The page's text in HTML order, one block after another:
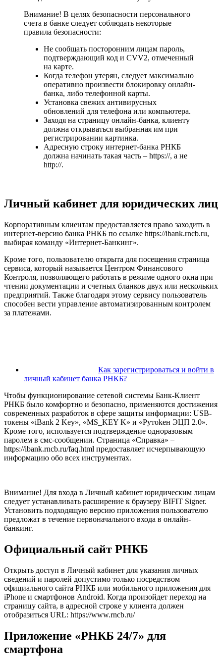
Внимание! В целях безопасности персонального
счета в банке следует соблюдать некоторые
правила безопасности:
Не сообщать посторонним лицам пароль,
подтверждающий код и CVV2, отмеченный
на карте.
Когда телефон утерян, следует максимально
оперативно произвести блокировку онлайн-
банка, либо телефонной карты.
Установка свежих антивирусных
обновлений для телефона или компьютера.
Заходя на страницу онлайн-банка, клиенту
должна открываться выбранная им при
регистрировании картинка.
Адресную строку интернет-банка РНКБ
должна начинать такая часть – https://, а не
http://.
Личный кабинет для юридических лиц
Корпоративным клиентам предоставляется право заходить в
интернет-версию банка РНКБ по ссылке https://ibank.rncb.ru,
выбирая команду «Интернет-Банкинг».
Кроме того, пользователю открыта для посещения страница
сервиса, который называется Центром Финансового
Контроля, позволяющего работать в режиме одного окна при
чтении документации и счетных бланков двух или нескольких
предприятий. Также благодаря этому сервису пользователь
способен вести управление автоматизированным контролем
за платежами.
Как зарегистрироваться и войти в
личный кабинет банка РНКБ?
Чтобы функционирование сетевой системы Банк-Клиент
РНКБ было комфортно и безопасно, применяются достижения
современных разработок в сфере защиты информации: USB-
тoкeны «iBank 2 Key», «MS_KEY K» и «Pyтokeн ЭЦП 2.0».
Кроме того, используется подтверждение одноразовым
паролем в смс-сообщении. Страница «Справка» –
https://ibank.rncb.ru/faq.html предоставляет исчерпывающую
информацию обо всех инструментах.
Внимание! Для входа в Личный кабинет юридическим лицам
следует устанавливать расширение к браузеру BIFIT Signer.
Установить подходящую версию приложения пользователю
предложат в течение первоначального входа в онлайн-
банкинг.
Официальный сайт РНКБ
Открыть доступ в Личный кабинет для указания личных
сведений и паролей допустимо только посредством
официального сайта РНКБ или мобильного приложения для
iPhone и смартфонов Android. Когда произойдет переход на
страницу сайта, в адресной строке у клиента должен
отобразиться URL: https://www.rncb.ru/
Приложение «РНКБ 24/7» для
смартфона